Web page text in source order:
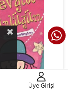
★Üye Girişi